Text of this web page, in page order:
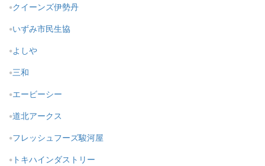
クイーンズ伊勢丹
いずみ市民生協
よしや
三和
エービーシー
道北アークス
フレッシュフーズ駿河屋
トキハインダストリー